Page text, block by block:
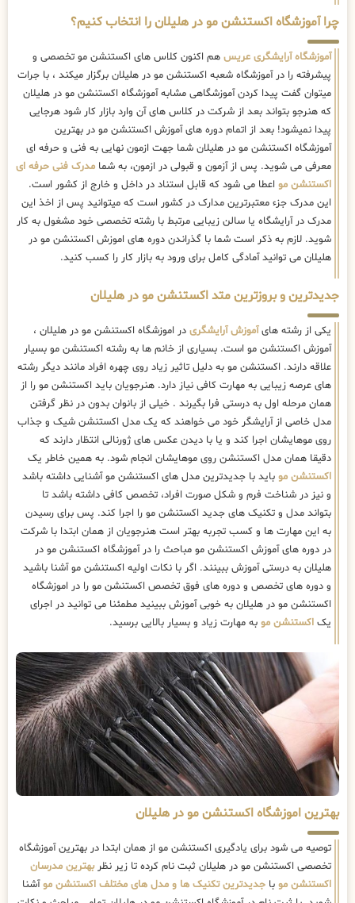
چرا آموزشگاه اکستنشن مو در هلیلان را انتخاب کنیم؟
آموزشگاه آرایشگری عریس هم اکنون کلاس های اکستنشن مو تخصصی و
پیشرفته را در آموزشگاه شعبه اکستنشن مو در هلیلان برگزار میکند ، با جرات
میتوان گفت پیدا کردن آموزشگاهی مشابه آموزشگاه اکستنشن مو در هلیلان
که هنرجو بتواند بعد از شرکت در کلاس های آن وارد بازار کار شود هرجایی
پیدا نمیشود! بعد از اتمام دوره های آموزش اکستنشن مو در بهترین
آموزشگاه اکستنشن مو در هلیلان شما جهت ازمون نهایی به فنی و حرفه ای
معرفی می شوید. پس از آزمون و قبولی در ازمون، به شما مدرک فنی حرفه ای
اکستنشن مو اعطا می شود که قابل استناد در داخل و خارج از کشور است.
این مدرک جزء معتبرترین مدارک در کشور است که میتوانید پس از اخذ این
مدرک در آرایشگاه یا سالن زیبایی مرتبط با رشته تخصصی خود مشغول به کار
شوید. لازم به ذکر است شما با گذراندن دوره های اموزش اکستنشن مو در
هلیلان می توانید آمادگی کامل برای ورود به بازار کار را کسب کنید.
جدیدترین و بروزترین متد اکستنشن مو در هلیلان
یکی از رشته هایآموزش آرایشگری در اموزشگاه اکستنشن مو در هلیلان ،
آموزش اکستنشن مو است. بسیاری از خانم ها به رشته اکستنشن مو بسیار
علاقه دارند. اکستنشن مو به دلیل تاثیر زیاد روی چهره افراد مانند دیگر رشته
های عرصه زیبایی به مهارت کافی نیاز دارد. هنرجویان باید اکستنشن مو را از
همان مرحله اول به درستی فرا بگیرند . خیلی از بانوان بدون در نظر گرفتن
مدل خاصی از آرایشگر خود می خواهند که یک مدل اکستنشن شیک و جذاب
روی موهایشان اجرا کند و یا با دیدن عکس های ژورنالی انتظار دارند که
دقیقا همان مدل اکستنشن روی موهایشان انجام شود. به همین خاطر یک
اکستنشن مو باید با جدیدترین مدل های اکستنشن مو آشنایی داشته باشد
و نیز در شناخت فرم و شکل صورت افراد، تخصص کافی داشته باشد تا
بتواند مدل و تکنیک های جدید اکستنشن مو را اجرا کند. پس برای رسیدن
به این مهارت ها و کسب تجربه بهتر است هنرجویان از همان ابتدا با شرکت
در دوره های آموزش اکستنشن مو مباحث را در آموزشگاه اکستنشن مو در
هلیلان به درستی آموزش ببینند. اگر با نکات اولیه اکستنشن مو آشنا باشید
و دوره های تخصص و دوره های فوق تخصص اکستنشن مو را در اموزشگاه
اکستنشن مو در هلیلان به خوبی آموزش ببینید مطمئنا می توانید در اجرای
یک اکستنشن مو به مهارت زیاد و بسیار بالایی برسید.
بهترین اموزشگاه اکستنشن مو در هلیلان
توصیه می شود برای یادگیری اکستنشن مو از همان ابتدا در بهترین آموزشگاه
تخصصی اکستنشن مو در هلیلان ثبت نام کرده تا زیر نظربهترین مدرسان
اکستنشن مو با جدیدترین تکنیک ها و مدل های مختلف اکستنشن موآشنا